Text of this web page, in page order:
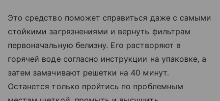
Это средство поможет справиться даже с самыми
стойкими загрязнениями и вернуть фильтрам
первоначальную белизну. Его растворяют в
горячей воде согласно инструкции на упаковке, а
затем замачивают решетки на 40 минут.
Останется только пройтись по проблемным